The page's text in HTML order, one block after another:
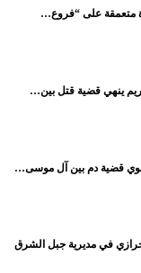
متعمقة على “فروع…
ينهي قضية قتل بين…
قضية دم بين آل موسى…
في مديرية جبل الشرق